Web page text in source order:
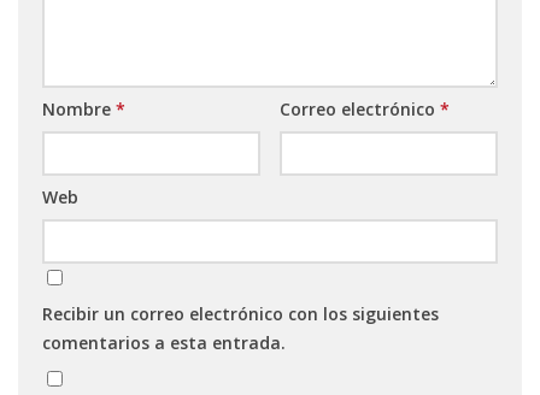
Nombre * Correo electrónico *
Web
Recibir un correo electrónico con los siguientes
comentarios a esta entrada.